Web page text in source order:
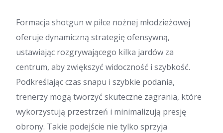
Formacja shotgun w piłce nożnej młodzieżowej
oferuje dynamiczną strategię ofensywną,
ustawiając rozgrywającego kilka jardów za
centrum, aby zwiększyć widoczność i szybkość.
Podkreślając czas snapu i szybkie podania,
trenerzy mogą tworzyć skuteczne zagrania, które
wykorzystują przestrzeń i minimalizują presję
obrony. Takie podejście nie tylko sprzyja